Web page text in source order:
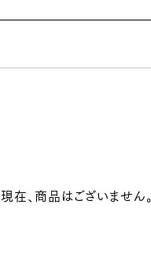
現在、商品はございません